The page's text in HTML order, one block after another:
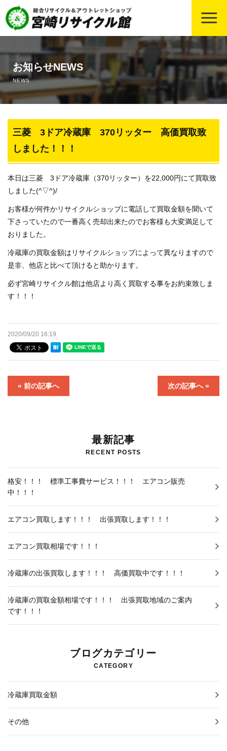
宮崎の冷蔵庫買取の中古相場・高価買取のコツ
宮崎のエアコン買取の中古相場・高価買取のコツ
宮崎のバイク・原付きの中古買取の相場・高価買取のコツ
宮崎の厨房用品・業務用什器の買取について
宮崎の遺品整理・片づけ業務依頼について
洗濯機買取します！！！ 出張買取致します！！！
選ばれる理由
お問い合わせ
お知らせNEWS
NEWS
三菱 3ドア冷蔵庫 370リッター 高価買取致
しました！！！
本日は三菱 3ドア冷蔵庫（370リッター）を22,000円にて買取致
しました(^▽^)/
お客様が何件かリサイクルショップに電話して買取金額を聞いて
下さっていたので一番高く売却出来たのでお客様も大変満足して
おりました。
冷蔵庫の買取金額はリサイクルショップによって異なりますので
是非、他店と比べて頂けると助かります。
必ず宮崎リサイクル館は他店より高く買取する事をお約束致しま
す！！！
2020/09/20 16:19
« 前の記事へ 次の記事へ »
最新記事
RECENT POSTS
格安！！！ 標準工事費サービス！！！ エアコン販売
中！！！
エアコン買取します！！！ 出張買取します！！！
エアコン買取相場です！！！
冷蔵庫の出張買取します！！！ 高価買取中です！！！
冷蔵庫の買取金額相場です！！！ 出張買取地域のご案内
です！！！
ブログカテゴリー
CATEGORY
冷蔵庫買取金額
その他